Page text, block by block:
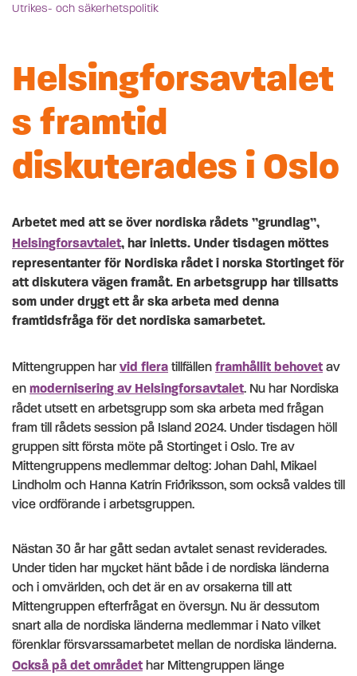
Utrikes- och säkerhetspolitik
Helsingforsavtalet
s framtid
diskuterades i Oslo
Arbetet med att se över nordiska rådets ”grundlag”,
Helsingforsavtalet, har inletts. Under tisdagen möttes
representanter för Nordiska rådet i norska Stortinget för
att diskutera vägen framåt. En arbetsgrupp har tillsatts
som under drygt ett år ska arbeta med denna
framtidsfråga för det nordiska samarbetet.
Mittengruppen har vid flera tillfällen framhållit behovet av
en modernisering av Helsingforsavtalet. Nu har Nordiska
rådet utsett en arbetsgrupp som ska arbeta med frågan
fram till rådets session på Island 2024. Under tisdagen höll
gruppen sitt första möte på Stortinget i Oslo. Tre av
Mittengruppens medlemmar deltog: Johan Dahl, Mikael
Lindholm och Hanna Katrín Friðriksson, som också valdes till
vice ordförande i arbetsgruppen.
Nästan 30 år har gått sedan avtalet senast reviderades.
Under tiden har mycket hänt både i de nordiska länderna
och i omvärlden, och det är en av orsakerna till att
Mittengruppen efterfrågat en översyn. Nu är dessutom
snart alla de nordiska länderna medlemmar i Nato vilket
förenklar försvarssamarbetet mellan de nordiska länderna.
Också på det området har Mittengruppen länge